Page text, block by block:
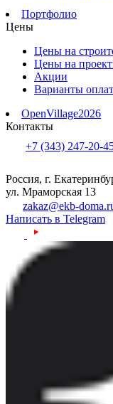
Портфолио
Цены
Цены на
Цены на
Акции
Варианты
OpenVillage2026
Контакты
+7 (343) 247-20-
Россия, г.
ул. Мраморская 13
zakaz@ekb-
Написать в Telegram